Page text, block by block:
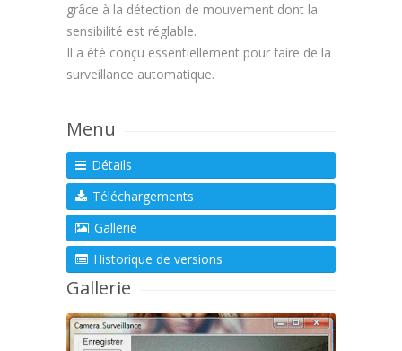
grâce à la détection de mouvement dont la
sensibilité est réglable.
Il a été conçu essentiellement pour faire de la
surveillance automatique.
Menu
Détails
Téléchargements
Gallerie
Historique de versions
Gallerie